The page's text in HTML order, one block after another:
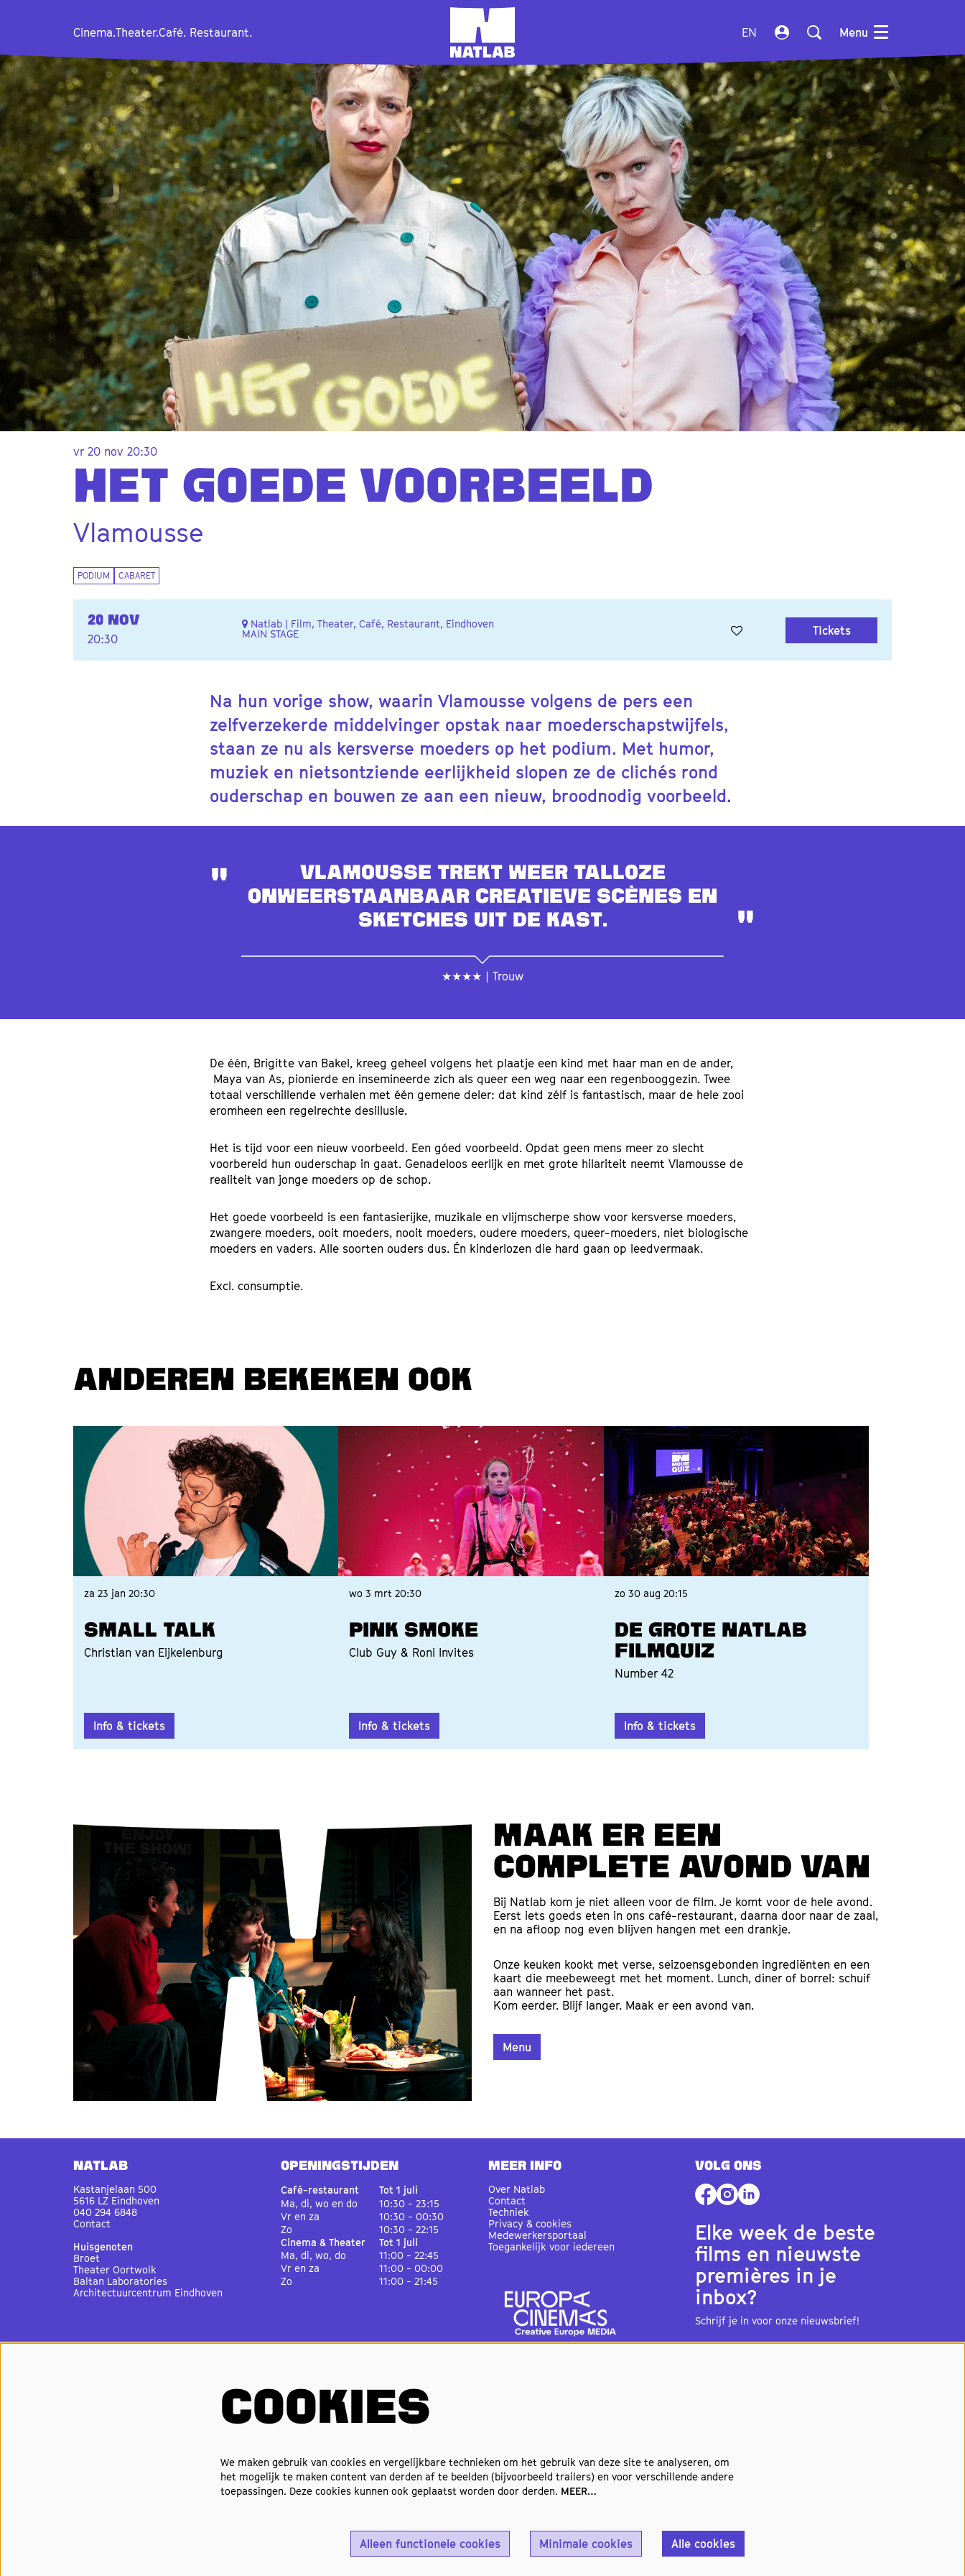
Cinema.Theater.Café. Restaurant. EN Menu
HET GOEDE VOORBEELD
Vlamousse
vr 20 nov 20:30
PODIUM CABARET
20 NOV
20:30
Natlab | Film, Theater, Café, Restaurant, Eindhoven
MAIN STAGE
Tickets
Na hun vorige show, waarin Vlamousse volgens de pers een
zelfverzekerde middelvinger opstak naar moederschapstwijfels,
staan ze nu als kersverse moeders op het podium. Met humor,
muziek en nietsontziende eerlijkheid slopen ze de clichés rond
ouderschap en bouwen ze aan een nieuw, broodnodig voorbeeld.
Vlamousse trekt weer talloze
onweerstaanbaar creatieve scènes en
sketches uit de kast.
★★★★ | Trouw
De één, Brigitte van Bakel, kreeg geheel volgens het plaatje een kind met haar man en de ander,
Maya van As, pionierde en insemineerde zich als queer een weg naar een regenbooggezin. Twee
totaal verschillende verhalen met één gemene deler: dat kind zélf is fantastisch, maar de hele zooi
eromheen een regelrechte desillusie.
Het is tijd voor een nieuw voorbeeld. Een góed voorbeeld. Opdat geen mens meer zo slecht
voorbereid hun ouderschap in gaat. Genadeloos eerlijk en met grote hilariteit neemt Vlamousse de
realiteit van jonge moeders op de schop.
Het goede voorbeeld is een fantasierijke, muzikale en vlijmscherpe show voor kersverse moeders,
zwangere moeders, ooit moeders, nooit moeders, oudere moeders, queer-moeders, niet biologische
moeders en vaders. Alle soorten ouders dus. Én kinderlozen die hard gaan op leedvermaak.
Excl. consumptie.
ANDEREN BEKEKEN OOK
SMALL TALK
Christian van Eijkelenburg
za 23 jan 20:30
Info & tickets
PINK SMOKE
Club Guy & Roni Invites
wo 3 mrt20:30
Info & tickets
DE GROTE NATLAB
FILMQUIZ
Number 42
zo 30 aug 20:15
Info & tickets
Maak er een
complete avond van
Bij Natlab kom je niet alleen voor de film. Je komt voor de hele avond.
Eerst iets goeds eten in ons café-restaurant, daarna door naar de zaal,
en na afloop nog even blijven hangen met een drankje.
Onze keuken kookt met verse, seizoensgebonden ingrediënten en een
kaart die meebeweegt met het moment. Lunch, diner of borrel: schuif
aan wanneer het past.
Kom eerder. Blijf langer. Maak er een avond van.
Menu
Natlab
Kastanjelaan 500
5616 LZ Eindhoven
040 294 6848
Contact
Huisgenoten
Broet
Theater Oortwolk
Baltan Laboratories
Architectuurcentrum Eindhoven
OPENINGSTIJDEN
Café-restaurant
Tot 1 juli
Ma, di, wo en do
10:30 - 23:15
Vr en za
10:30 - 00:30
Zo
10:30 - 22:15
Cinema & Theater
Tot 1 juli
Ma, di, wo, do
11:00 - 22:45
Vr en za
11:00 - 00:00
Zo
11:00 - 21:45
11:00 - 00:30
Zo
11:00 - 22:15
Cinema & Theater
Juli en augustus
Ma, di, wo, do
15:00 - 23:00
Zo
11:00 - 21:45
MEER INFO
Over Natlab
Contact
Techniek
Privacy & cookies
Medewerkersportaal
Toegankelijk voor iedereen
VOLG ONS
Elke week de beste
films en nieuwste
premières in je
inbox?
Schrijf je in voor onze nieuwsbrief!
COOKIES
We maken gebruik van cookies en vergelijkbare technieken om het gebruik van deze site te analyseren, om
het mogelijk te maken content van derden af te beelden (bijvoorbeeld trailers) en voor verschillende andere
toepassingen. Deze cookies kunnen ook geplaatst worden door derden. MEER…
Alleen functionele cookies Minimale cookies Alle cookies